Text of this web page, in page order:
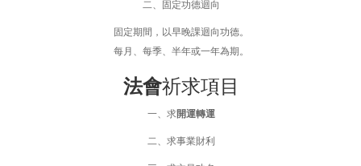
二、固定功德迴向
固定期間，以早晚課迴向功德。
每月、每季、半年或一年為期。
法會祈求項目
一、求開運轉運
二、求事業財利